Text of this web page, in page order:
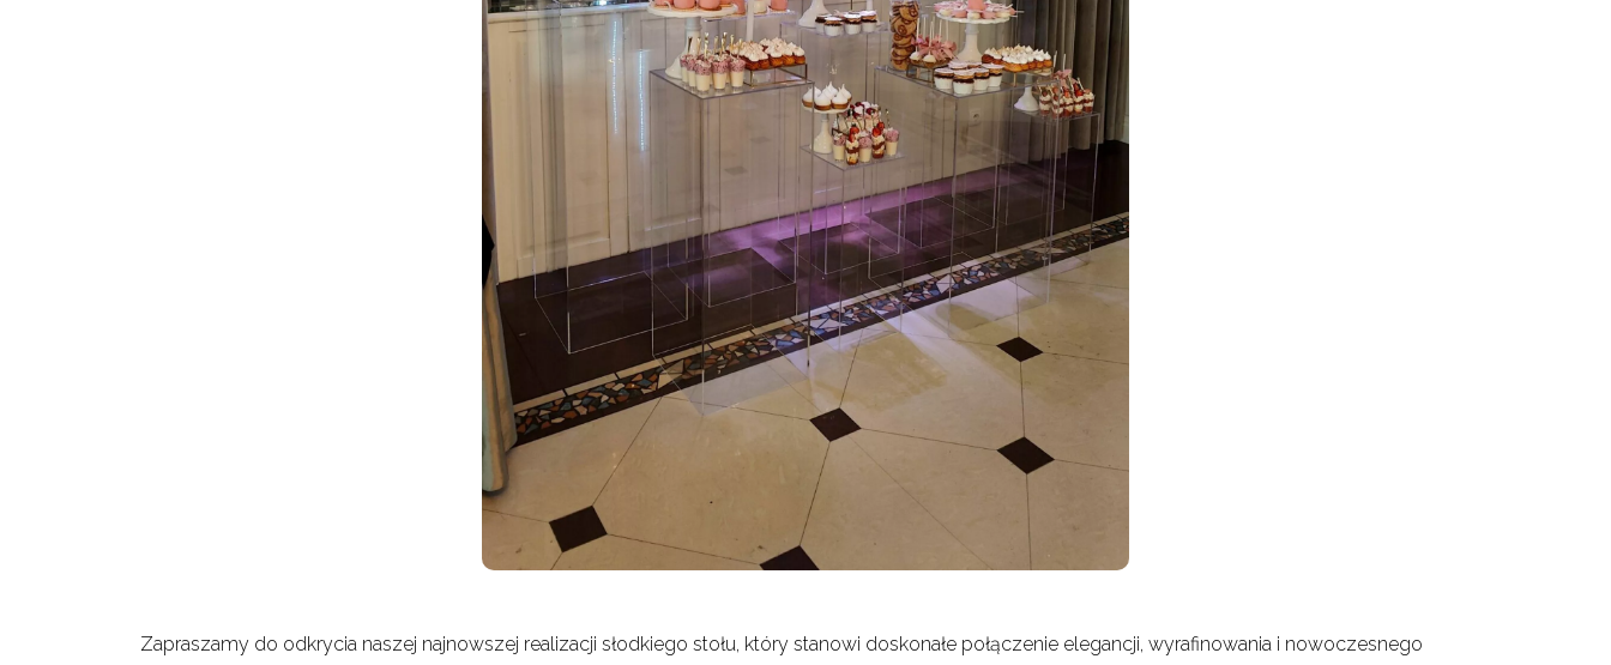
Zapraszamy do odkrycia naszej najnowszej realizacji słodkiego stołu, który stanowi doskonałe połączenie elegancji, wyrafinowania i nowoczesnego